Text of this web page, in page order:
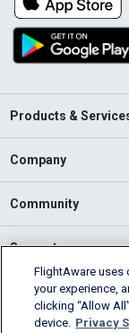
Products &
Company
Community
Support
English (USA)
2026 FlightAware
FlightAware uses
your experience,
clicking “Allow
device. Privacy